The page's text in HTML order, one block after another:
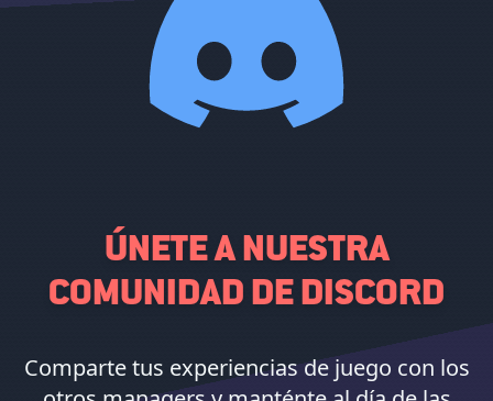
ÚNETE A NUESTRA
COMUNIDAD DE DISCORD
Comparte tus experiencias de juego con los